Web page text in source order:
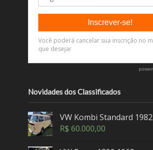
Novidades dos Classificados
VW Kombi Standard 1982
R$ 60.000,00